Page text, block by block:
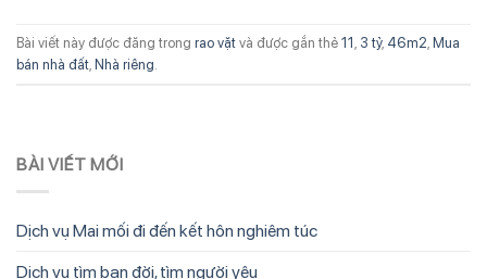
Bài viết này được đăng trong rao vặt và được gắn thẻ 11 3 tỷ, 46m2 Mua
bán nhà đất Nhà riêng
BÀI VIẾT MỚI
Dịch vụ Mai mối đi đến kết hôn nghiêm túc
Dịch vụ tìm bạn đời, tìm người yêu